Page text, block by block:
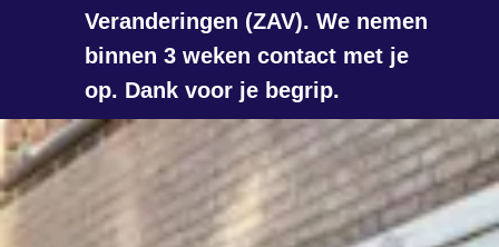
Naar hoofdinhoud
Naar hoofdnavigatiemenu
Naar zoekenVeranderingen (ZAV). We nemen
binnen 3 weken contact met je
op. Dank voor je begrip.